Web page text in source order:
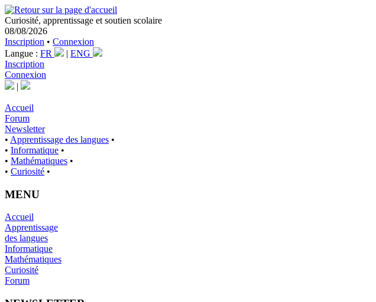
Curiosité, apprentissage et soutien scolaire
08/08/2026
Inscription • Connexion
Langue : FR | ENG
Inscription
Connexion
|
Accueil
Forum
Newsletter
• Apprentissage des langues •
• Informatique •
• Mathématiques •
• Curiosité •
MENU
Accueil
Apprentissage
des langues
Informatique
Mathématiques
Curiosité
Forum